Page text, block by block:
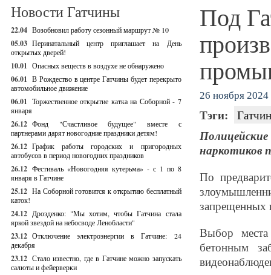
Новости Гатчины
22.04 Возобновил работу сезонный маршрут № 10
05.03 Перинатальный центр приглашает на День
открытых дверей!
10.01 Опасных веществ в воздухе не обнаружено
06.01 В Рождество в центре Гатчины будет перекрыто
автомобильное движение
06.01 Торжественное открытие катка на Соборной - 7
января
26.12 Фонд "Счастливое будущее" вместе с
партнерами дарят новогодние праздники детям!
26.12 График работы городских и пригородных
автобусов в период новогодних праздников
26.12 Фестиваль «Новогодняя кутерьма» - с 1 по 8
января в Гатчине
25.12 На Соборной готовится к открытию бесплатный
каток!
24.12 Дрозденко: "Мы хотим, чтобы Гатчина стала
яркой звездой на небосводе Ленобласти"
23.12 Отключение электроэнергии в Гатчине: 24
декабря
23.12 Стало известно, где в Гатчине можно запускать
салюты и фейерверки
Под
26 ноября 2024
Тэги:
наркотиков
По
запрещенных
Выбор
бетонным